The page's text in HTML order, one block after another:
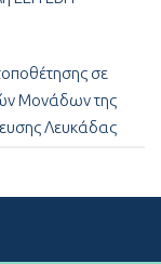
σε
Μονάδων της
Λευκάδας